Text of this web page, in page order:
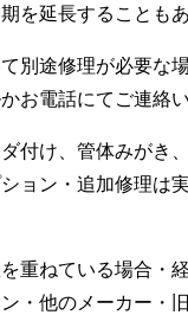
を延長することも
別途修理が必要な
お電話にてご連絡い
付け、管体みがき
ョン・追加修理は
重ねている場合・
・他のメーカー・